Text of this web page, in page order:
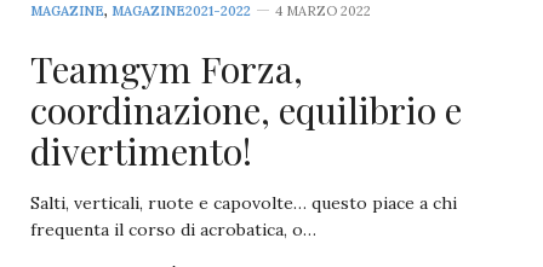
MAGAZINE, MAGAZINE2021-2022 4 MARZO 2022
Teamgym Forza,
coordinazione, equilibrio e
divertimento!
Salti, verticali, ruote e capovolte… questo piace a chi
frequenta il corso di acrobatica, o…